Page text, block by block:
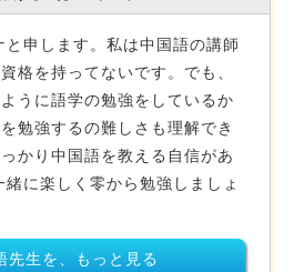
申します。私は中国語の講師
格を持ってないです。でも、
うに語学の勉強をしているか
勉強するの難しさも理解でき
かり中国語を教える自信があ
に楽しく零から勉強しましょ
先生を、もっと見る